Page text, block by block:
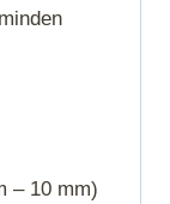
– 10 mm)